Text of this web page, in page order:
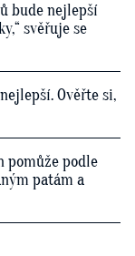
bude nejlepší
svěřuje se
Ověřte si,
pomůže podle
patám a